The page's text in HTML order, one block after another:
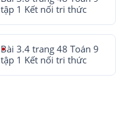
tập 1 Kết nối tri thức
Bài 3.4 trang 48 Toán 9
tập 1 Kết nối tri thức